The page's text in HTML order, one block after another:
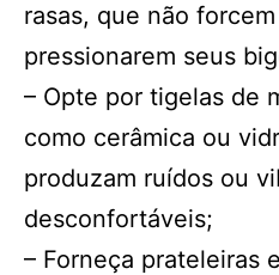
rasas, que não
pressionarem seus
– Opte por tigelas de
como cerâmica ou
produzam ruídos ou
desconfortáveis;
– Forneça prateleiras